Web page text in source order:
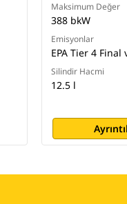
Maksimum Değer
388 bkW
Emisyonlar
EPA Tier 4 Final
Silindir Hacmi
12.5 l